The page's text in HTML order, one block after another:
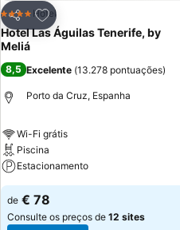
Partilhar
Adicionar aos favoritos
4 EstrelasHotel
Hotel Las Águilas Tenerife, by
Meliá
8,5 Excelente (13.278 pontuações)
Porto da Cruz, Espanha
Wi-Fi grátis
Piscina
Estacionamento
de € 78
Consulte os preços de 12 sites